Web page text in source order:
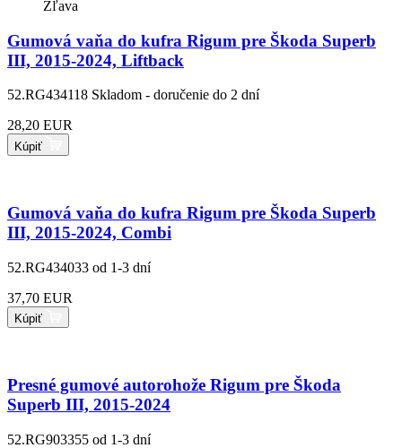
Zľava
Gumová vaňa do kufra Rigum pre Škoda Superb
III, 2015-2024, Liftback
52.RG434118 Skladom - doručenie do 2 dní
28,20 EUR
Kúpiť
Gumová vaňa do kufra Rigum pre Škoda Superb
III, 2015-2024, Combi
52.RG434033 od 1-3 dní
37,70 EUR
Kúpiť
Presné gumové autorohože Rigum pre Škoda
Superb III, 2015-2024
52.RG903355 od 1-3 dní